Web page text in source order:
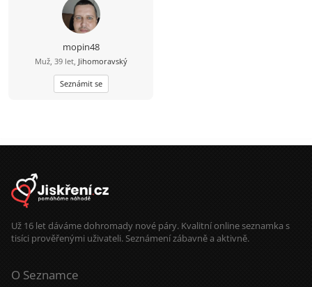
mopin48
Muž, 39 let, Jihomoravský
Seznámit se
Už 16 let dáváme dohromady nové páry. Kvalitní online seznamka s
tisíci prověřenými uživateli. Seznámení zábavně a aktivně.
O Seznamce